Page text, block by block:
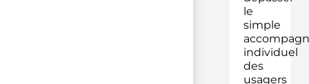
le
simple
individuel
des
usagers